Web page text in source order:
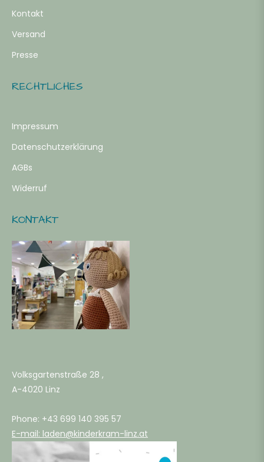
Kontakt
Versand
Presse
RECHTLICHES
Impressum
Datenschutzerklärung
AGBs
Widerruf
KONTAKT
Volksgartenstraße 28 ,
A-4020 Linz
Phone: +43 699 140 395 57
E-mail: laden@kinderkram-linz.at